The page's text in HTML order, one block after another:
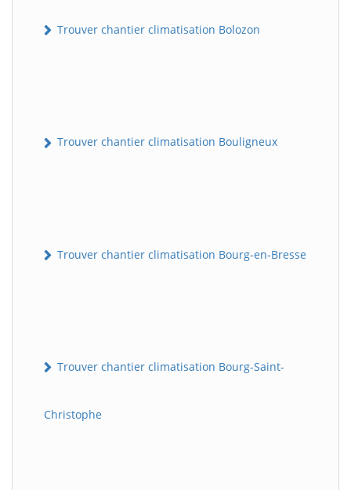
Trouver chantier climatisation Bolozon
Trouver chantier climatisation Bouligneux
Trouver chantier climatisation Bourg-en-Bresse
Trouver chantier climatisation Bourg-Saint-
Christophe